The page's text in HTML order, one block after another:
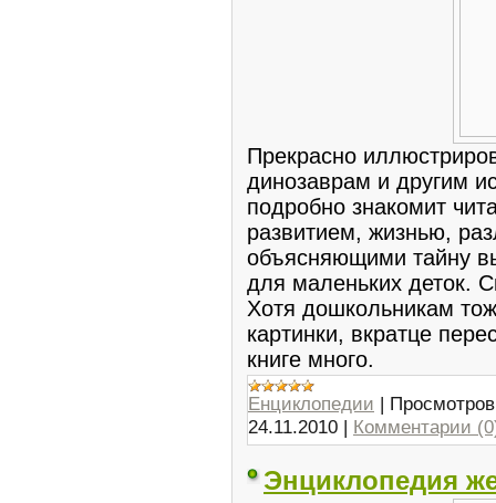
Прекрасно
динозаврам и другим
подробно знакомит
развитием, жизнью,
объясняющими тайну
для маленьких деток.
Хотя дошкольникам
картинки, вкратце
книге много.
Енциклопедии |
24.11.2010 | Комментарии
Энциклопедия